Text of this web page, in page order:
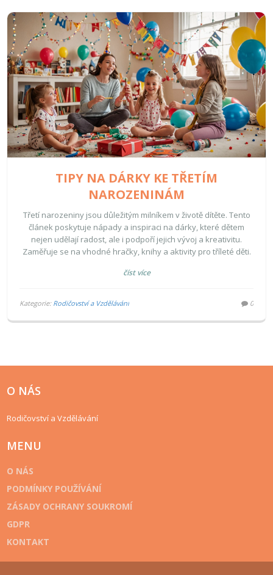
TIPY NA DÁRKY KE TŘETÍM
NAROZENINÁM
Třetí narozeniny jsou důležitým milníkem v životě dítěte. Tento
článek poskytuje nápady a inspiraci na dárky, které dětem
nejen udělají radost, ale i podpoří jejich vývoj a kreativitu.
Zaměřuje se na vhodné hračky, knihy a aktivity pro tříleté děti.
číst více
Kategorie: Rodičovství a Vzdělávání 0
O NÁS
Rodičovství a Vzdělávání
MENU
O NÁS
PODMÍNKY POUŽÍVÁNÍ
ZÁSADY OCHRANY SOUKROMÍ
GDPR
KONTAKT